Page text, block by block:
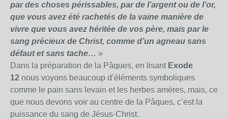
par des choses périssables, par de l’argent ou de l’or,
que vous avez été rachetés de la vaine manière de
vivre que vous avez héritée de vos père, mais par le
sang précieux de Christ, comme d’un agneau sans
défaut et sans tache… »
Dans la préparation de la Pâques, en lisant Exode
12 nous voyons beaucoup d’éléments symboliques
comme le pain sans levain et les herbes amères, mais, ce
que nous devons voir au centre de la Pâques, c’est la
puissance du sang de Jésus-Christ.